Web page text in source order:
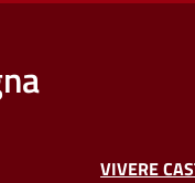
VIVERE